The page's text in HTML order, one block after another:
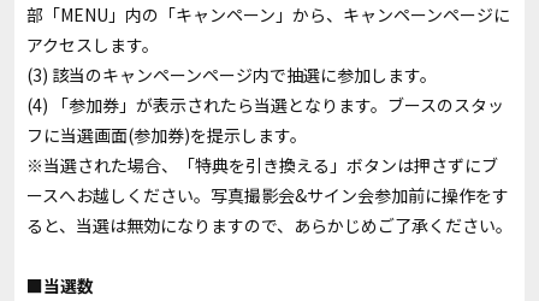
部「MENU」内の「キャンペーン」から、キャンペーンページに
アクセスします。
(3) 該当のキャンペーンページ内で抽選に参加します。
(4) 「参加券」が表示されたら当選となります。ブースのスタッ
フに当選画面(参加券)を提示します。
※当選された場合、「特典を引き換える」ボタンは押さずにブ
ースへお越しください。写真撮影会&サイン会参加前に操作をす
ると、当選は無効になりますので、あらかじめご了承ください。
■当選数